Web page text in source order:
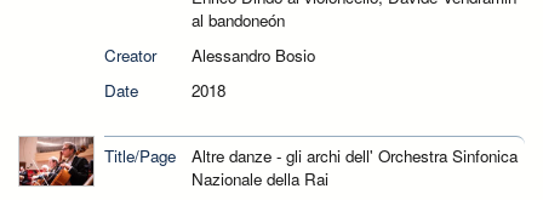
al bandoneón
Creator
Alessandro Bosio
Date
2018
Title/Page
Altre danze - gli archi dell' Orchestra Sinfonica
Nazionale della Rai